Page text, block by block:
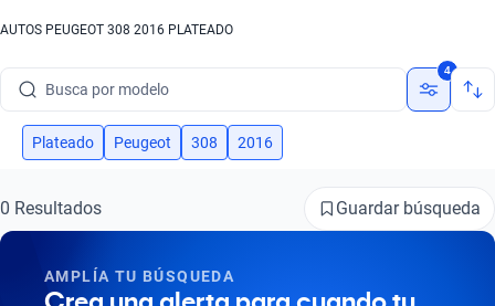
AUTOS PEUGEOT 308 2016 PLATEADO
Busca por modelo
Busca por versión
Busca por marca
Busca por modelo
4
Plateado Peugeot 308 2016
0 Resultados Guardar búsqueda
AMPLÍA TU BÚSQUEDA